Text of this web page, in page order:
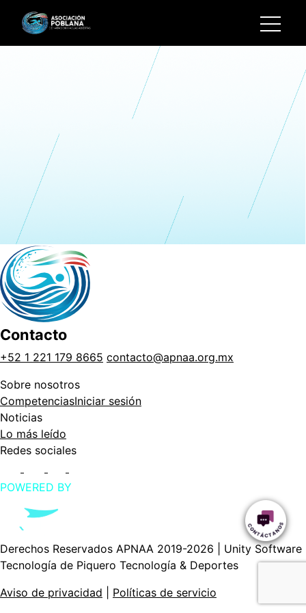
Contacto
+52 1 221 179 8665 contacto@apnaa.org.mx
Sobre nosotros
CompetenciasIniciar sesión
Noticias
Lo más leído
Redes sociales
POWERED BY
Derechos Reservados APNAA 2019-2026 | Unity Software
Tecnología de Piquero Tecnología & Deportes
Aviso de privacidad
Políticas de servicio